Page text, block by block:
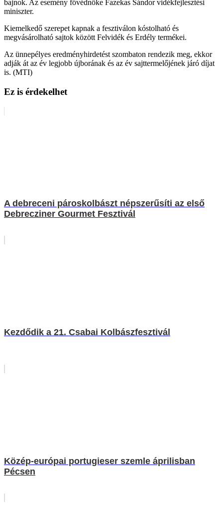
bajnok. Az esemény fővédnöke Fazekas Sándor vidékfejlesztési
miniszter.
Kiemelkedő szerepet kapnak a fesztiválon kóstolható és
megvásárolható sajtok között Felvidék és Erdély termékei.
Az ünnepélyes eredményhirdetést szombaton rendezik meg, ekkor
adják át az év legjobb újborának és az év sajttermelőjének járó díjat
is. (MTI)
Ez is érdekelhet
A debreceni pároskolbászt népszerűsíti az első
Debrecziner Gourmet Fesztivál
Kezdődik a 21. Csabai Kolbászfesztivál
Közép-európai portugieser szemle áprilisban
Pécsen